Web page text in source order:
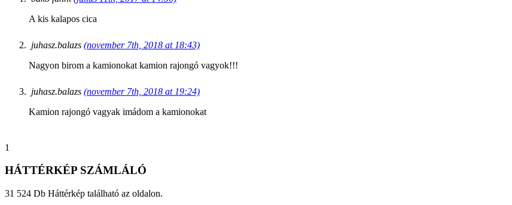
A kis kalapos cica
juhasz.balazs (november 7th, 2018 at 18:43)
Nagyon birom a kamionokat kamion rajongó vagyok!!!
juhasz.balazs (november 7th, 2018 at 19:24)
Kamion rajongó vagyak imádom a kamionokat
1
HÁTTÉRKÉP SZÁMLÁLÓ
31 524 Db Háttérkép található az oldalon.